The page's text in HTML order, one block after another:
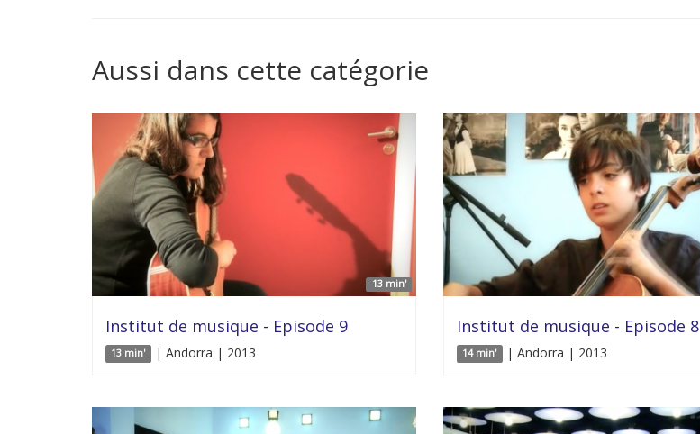
Aussi dans cette catégorie
13 min'
Institut de musique - Episode 9
13 min' | Andorra | 2013
Institut de musique - Episode 8
14 min' | Andorra | 2013